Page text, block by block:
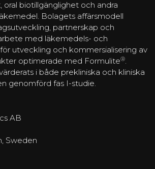
oral biotillgänglighet och andra
Bolagets affärsmodell
partnerskap och
med läkemedels- och
utveckling och kommersialisering av
optimerade med Formulite®.
i både prekliniska och kliniska
genomförd fas I-studie.
AB
Sweden